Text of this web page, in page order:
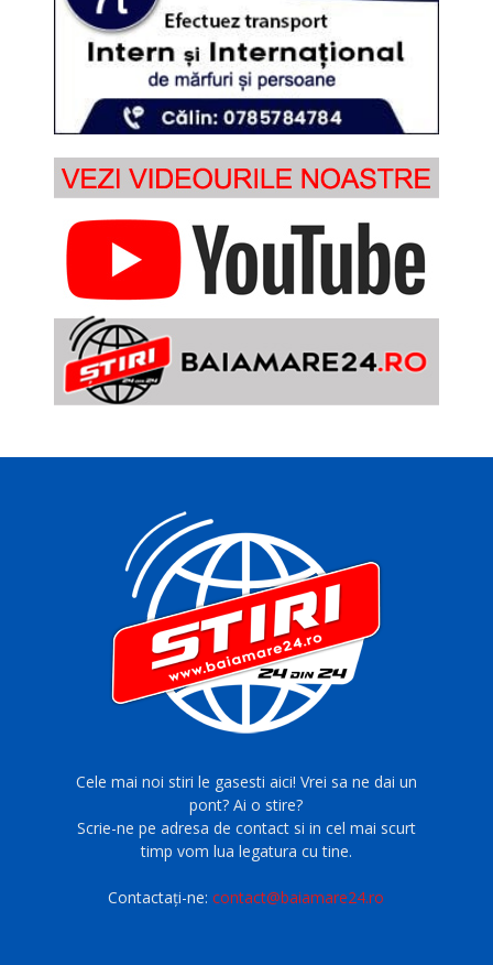
Cele mai noi stiri le gasesti aici! Vrei sa ne dai un
pont? Ai o stire?
Scrie-ne pe adresa de contact si in cel mai scurt
timp vom lua legatura cu tine.
Contactați-ne:contact@baiamare24.ro